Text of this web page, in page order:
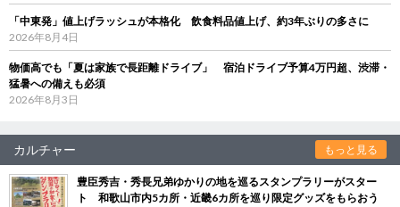
「中東発」値上げラッシュが本格化 飲食料品値上げ、約3年ぶりの多さに
2026年8月4日
物価高でも「夏は家族で長距離ドライブ」 宿泊ドライブ予算4万円超、渋滞・
猛暑への備えも必須
2026年8月3日
カルチャー もっと見る
豊臣秀吉・秀長兄弟ゆかりの地を巡るスタンプラリーがスター
ト 和歌山市内5カ所・近畿6カ所を巡り限定グッズをもらおう